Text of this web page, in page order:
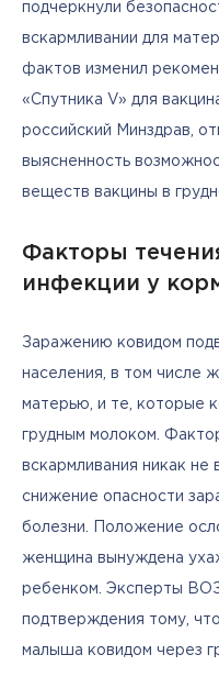
подчеркнули
вскармливании для
фактов изменил
«Спутника V» для
российский Минздрав,
выясненность
веществ вакцины в
Факторы
инфекции у
Заражению ковидом
населения, в том числе
матерью, и те, которые
грудным молоком.
вскармливания никак
снижение опасности
болезни. Положение
женщина вынуждена
ребенком. Эксперты
подтверждения тому,
малыша ковидом через